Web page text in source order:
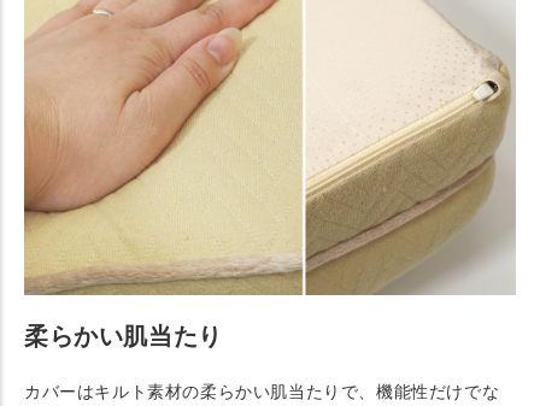
柔らかい肌当たり
カバーはキルト素材の柔らかい肌当たりで、機能性だけでな